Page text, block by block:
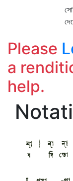
সোহিনী
দেহের
আয়
Please
a
help.